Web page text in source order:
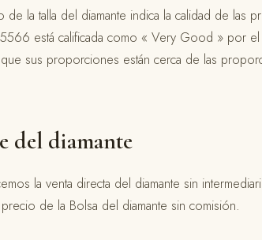
de la talla del diamante indica la calidad de las
está calificada como « Very Good » por
sus proporciones están cerca de las
del diamante
la venta directa del diamante sin
de la Bolsa del diamante sin comisión.